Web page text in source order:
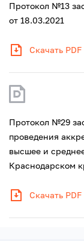
Протокол №13
от 18.03.2021
Скачать PDF
Протокол №29
проведения
высшее и
Краснодарском
Скачать PDF